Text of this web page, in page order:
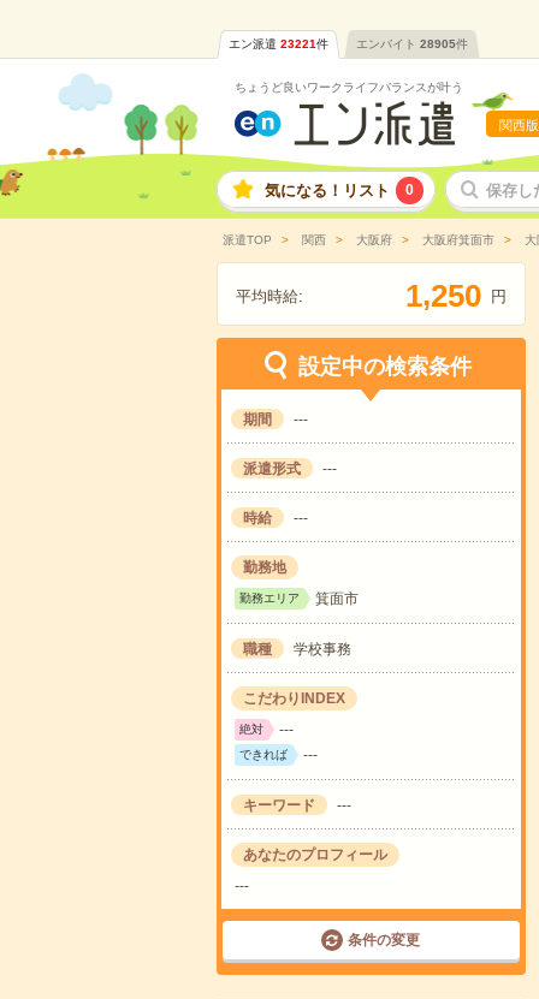
エン派遣 23221件 エンバイト 28905件
ちょうど良いワークライフバランスが叶う
関西版
気になる！リスト 0 保存し
派遣TOP 関西 大阪府 大阪府箕面市
平均時給: 1,250 円
設定中の検索条件
期間 ---
派遣形式 ---
時給 ---
勤務地
勤務エリア 箕面市
職種 学校事務
こだわりINDEX
絶対 ---
できれば ---
キーワード ---
あなたのプロフィール
---
条件の変更